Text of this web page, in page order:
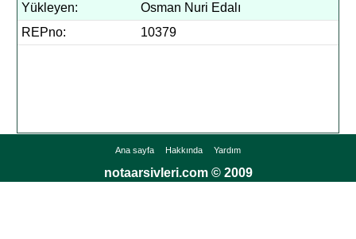
Yükleyen:
Osman Nuri Edalı
REPno:
10379
Ana sayfa Hakkında Yardım
notaarsivleri.com © 2009